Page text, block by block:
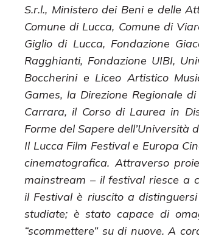
S.r.l., Ministero dei Beni e delle
Comune di Lucca, Comune di
Giglio di Lucca, Fondazione
Ragghianti, Fondazione UIBI,
Boccherini e Liceo Artistico
Games, la Direzione Regionale
Carrara, il Corso di Laurea in
Forme del Sapere dell’Università
Il Lucca Film Festival e Europa
cinematografica. Attraverso
mainstream – il festival riesce a
il Festival è riuscito a
studiate; è stato capace di
“scommettere” su di nuove. A